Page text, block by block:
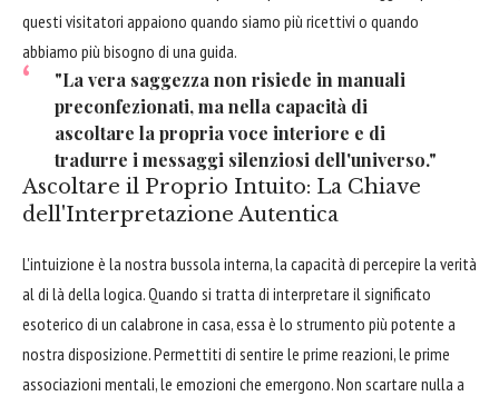
questi visitatori appaiono quando siamo più ricettivi o quando
abbiamo più bisogno di una guida.
"La vera saggezza non risiede in manuali
preconfezionati, ma nella capacità di
ascoltare la propria voce interiore e di
tradurre i messaggi silenziosi dell'universo."
Ascoltare il Proprio Intuito: La Chiave
dell'Interpretazione Autentica
L'intuizione è la nostra bussola interna, la capacità di percepire la verità
al di là della logica. Quando si tratta di interpretare il significato
esoterico di un calabrone in casa, essa è lo strumento più potente a
nostra disposizione. Permettiti di sentire le prime reazioni, le prime
associazioni mentali, le emozioni che emergono. Non scartare nulla a